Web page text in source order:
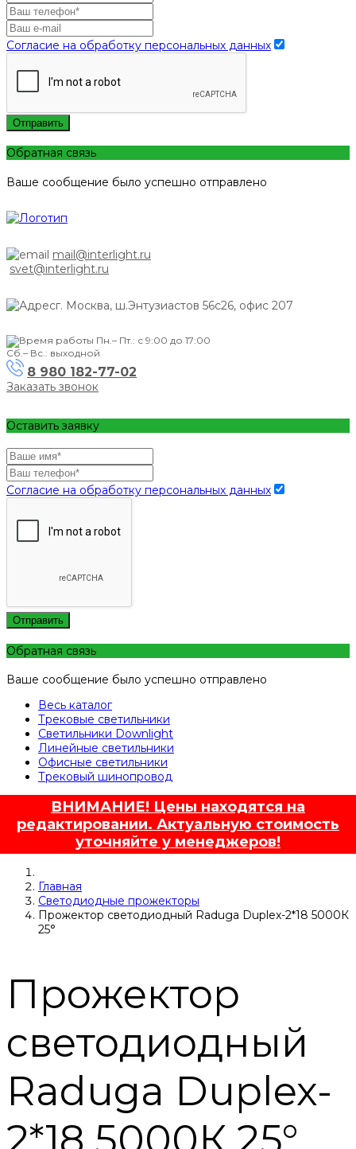
Согласие на обработку персональных данных
Отправить
Обратная связь
Ваше сообщение было успешно отправлено
mail@interlight.ru
svet@interlight.ru
г. Москва, ш.Энтузиастов 56с26, офис 207
Пн.– Пт.: с 9:00 до 17:00
Сб.– Вс.: выходной
8 980 182-77-02
Заказать звонок
Оставить заявку
Согласие на обработку персональных данных
Отправить
Обратная связь
Ваше сообщение было успешно отправлено
Весь каталог
Трековые светильники
Светильники Downlight
Линейные светильники
Офисные светильники
Трековый шинопровод
ВНИМАНИЕ! Цены находятся на
редактировании. Актуальную стоимость
уточняйте у менеджеров!
Главная
Светодиодные прожекторы
Прожектор светодиодный Raduga Duplex-2*18 5000К
25°
Прожектор
светодиодный
Raduga Duplex-